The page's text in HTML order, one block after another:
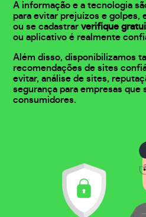
A informação e a tecnologia
para evitar prejuízos e golpes,
ou se cadastrarverifique
ou aplicativo é realmente
Além disso, disponibilizamos
recomendações de sites
evitar, análise de sites,
segurança para empresas que
consumidores.